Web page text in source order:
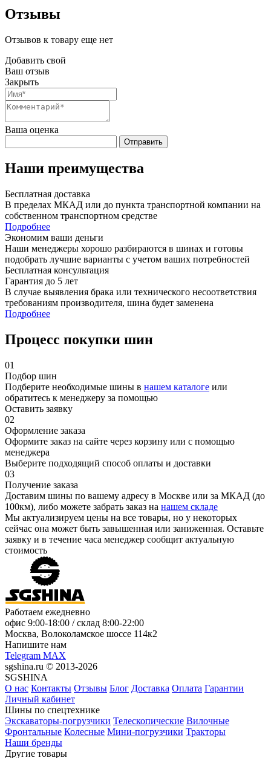
Отзывы
Отзывов к товару еще нет
Добавить свой
Ваш отзыв
Закрыть
Ваша оценка
Отправить
Наши преимущества
Бесплатная доставка
В пределах МКАД или до пункта транспортной компании на
собственном транспортном средстве
Подробнее
Экономим ваши деньги
Наши менеджеры хорошо разбираются в шинах и готовы
подобрать лучшие варианты с учетом ваших потребностей
Бесплатная консультация
Гарантия до 5 лет
В случае выявления брака или технического несоответствия
требованиям производителя, шина будет заменена
Подробнее
Процесс покупки шин
01
Подбор шин
Подберите необходимые шины в нашем каталоге или
обратитесь к менеджеру за помощью
Оставить заявку
02
Оформление заказа
Оформите заказ на сайте через корзину или с помощью
менеджера
Выберите подходящий способ оплаты и доставки
03
Получение заказа
Доставим шины по вашему адресу в Москве или за МКАД (до
100км), либо можете забрать заказ на нашем складе
Мы актуализируем цены на все товары, но у некоторых
сейчас она может быть завышенная или заниженная. Оставьте
заявку и в течение часа менеджер сообщит актуальную
стоимость
Работаем ежедневно
офис 9:00-18:00 / склад 8:00-22:00
Москва, Волоколамское шоссе 114к2
Напишите нам
Telegram MAX
sgshina.ru © 2013-2026
SGSHINA
О нас Контакты Отзывы Блог Доставка Оплата Гарантии
Личный кабинет
Шины по спецтехнике
Экскаваторы-погрузчики Телескопические Вилочные
Фронтальные Колесные Мини-погрузчики Тракторы
Наши бренды
Другие товары